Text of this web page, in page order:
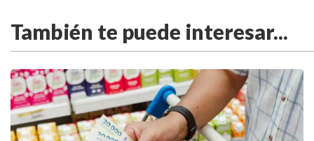
También te puede interesar...